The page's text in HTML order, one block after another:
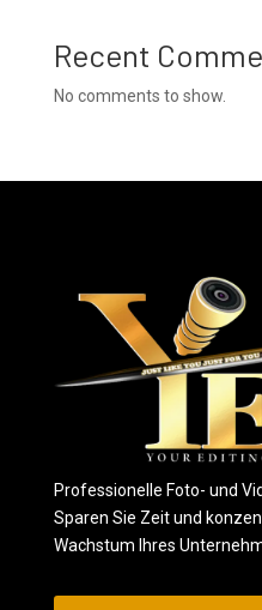
Recent
No comments to show.
Professionelle Foto- und
Sparen Sie Zeit und
Wachstum Ihres